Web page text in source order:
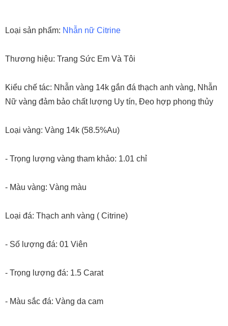
Loại sản phẩm: Nhẫn nữ Citrine
Thương hiệu: Trang Sức Em Và Tôi
Kiểu chế tác: Nhẫn vàng 14k gắn đá thạch anh vàng, Nhẫn
Nữ vàng đảm bảo chất lượng Uy tín, Đeo hợp phong thủy
Loại vàng: Vàng 14k (58.5%Au)
- Trọng lượng vàng tham khảo: 1.01 chỉ
- Màu vàng: Vàng màu
Loại đá: Thạch anh vàng ( Citrine)
- Số lượng đá: 01 Viên
- Trọng lượng đá: 1.5 Carat
- Màu sắc đá: Vàng da cam